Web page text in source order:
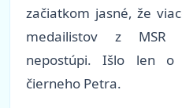
začiatkom jasné, že
medailistov z MSR
nepostúpi. Išlo len
čierneho Petra.